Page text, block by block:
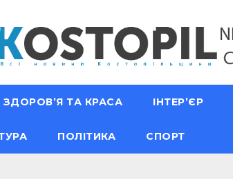
ЗДОРОВ’Я ТА КРАСА ІНТЕР’ЄР
ПОЛІТИКА СПОРТ